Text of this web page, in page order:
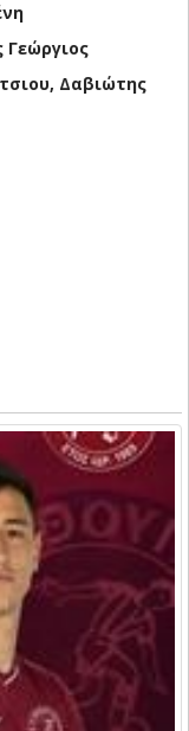
Ελένη
Γεώργιος
Δαβιώτης